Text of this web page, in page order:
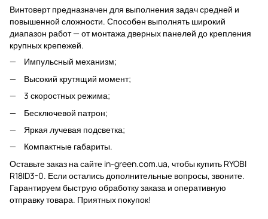
Винтоверт предназначен для выполнения задач средней и
повышенной сложности. Способен выполнять широкий
диапазон работ — от монтажа дверных панелей до крепления
крупных крепежей.
Импульсный механизм;
Высокий крутящий момент;
3 скоростных режима;
Бесключевой патрон;
Яркая лучевая подсветка;
Компактные габариты.
Оставьте заказ на сайте in-green.com.ua, чтобы купить RYOBI
R18ID3-0. Если остались дополнительные вопросы, звоните.
Гарантируем быструю обработку заказа и оперативную
отправку товара. Приятных покупок!